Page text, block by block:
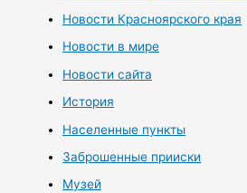
Новости Красноярского края
Новости в мире
Новости сайта
История
Населенные пункты
Заброшенные прииски
Музей